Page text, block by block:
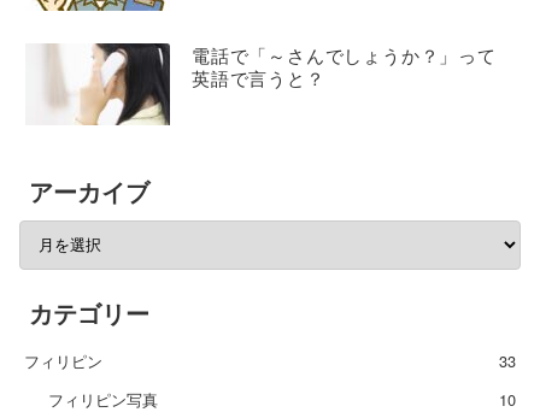
電話で「～さんでしょうか？」って
英語で言うと？
アーカイブ
カテゴリー
フィリピン
33
フィリピン写真
10